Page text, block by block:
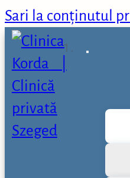
Sari la conținutul